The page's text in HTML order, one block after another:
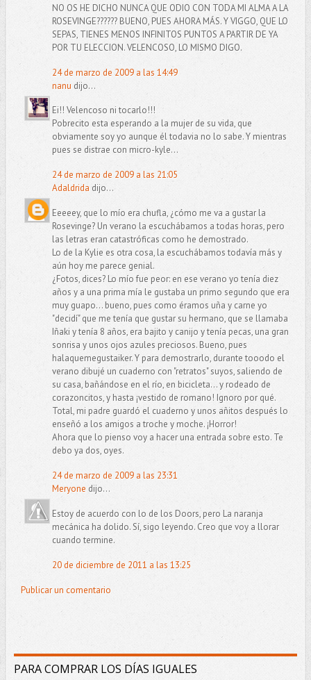
NO OS HE DICHO NUNCA QUE ODIO CON TODA MI ALMA A LA
ROSEVINGE?????? BUENO, PUES AHORA MÁS. Y VIGGO, QUE LO
SEPAS, TIENES MENOS INFINITOS PUNTOS A PARTIR DE YA
POR TU ELECCION. VELENCOSO, LO MISMO DIGO.
24 de marzo de 2009 a las 14:49
nanu dijo...
Ei!! Velencoso ni tocarlo!!!
Pobrecito esta esperando a la mujer de su vida, que
obviamente soy yo aunque él todavia no lo sabe. Y mientras
pues se distrae con micro-kyle...
24 de marzo de 2009 a las 21:05
Adaldrida dijo...
Eeeeey, que lo mío era chufla, ¿cómo me va a gustar la
Rosevinge? Un verano la escuchábamos a todas horas, pero
las letras eran catastróficas como he demostrado.
Lo de la Kylie es otra cosa, la escuchábamos todavía más y
aún hoy me parece genial.
¿Fotos, dices? Lo mío fue peor: en ese verano yo tenía diez
años y a una prima mía le gustaba un primo segundo que era
muy guapo... bueno, pues como éramos uña y carne yo
"decidí" que me tenía que gustar su hermano, que se llamaba
Iñaki y tenía 8 años, era bajito y canijo y tenía pecas, una gran
sonrisa y unos ojos azules preciosos. Bueno, pues
halaquemegustaiker. Y para demostrarlo, durante tooodo el
verano dibujé un cuaderno con "retratos" suyos, saliendo de
su casa, bañándose en el río, en bicicleta... y rodeado de
corazoncitos, y hasta ¡vestido de romano! Ignoro por qué.
Total, mi padre guardó el cuaderno y unos añitos después lo
enseñó a los amigos a troche y moche. ¡Horror!
Ahora que lo pienso voy a hacer una entrada sobre esto. Te
debo ya dos, oyes.
24 de marzo de 2009 a las 23:31
Meryone dijo...
Estoy de acuerdo con lo de los Doors, pero La naranja
mecánica ha dolido. Sí, sigo leyendo. Creo que voy a llorar
cuando termine.
20 de diciembre de 2011 a las 13:25
Publicar un comentario
PARA COMPRAR LOS DÍAS IGUALES